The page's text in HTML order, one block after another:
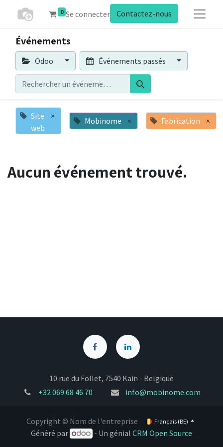
0 Se connecter Contactez-nous
Événements
Odoo Événements passés
Site
web
× Mobinome × Fabrication ×
Aucun événement trouvé.
10 rue du Follet, 7540 Kain - Belgique
+32 069 68 46 70 info@mobinome.com
Copyright © Nom de l'entreprise Français (BE)
Généré par - Un génialCRM Open Source